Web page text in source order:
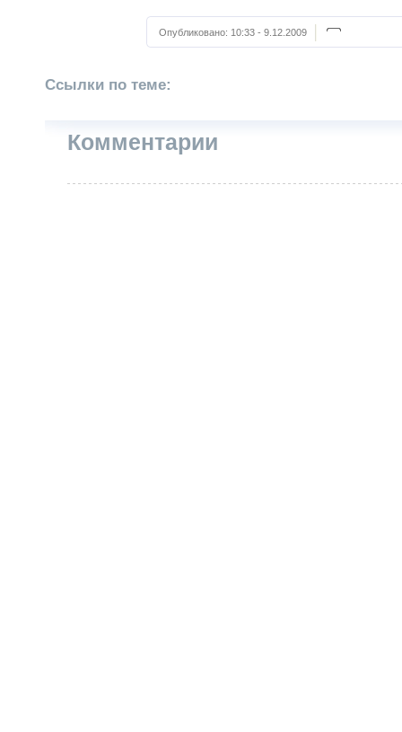
Опубликовано: 10:33 - 9.12.2009
Ссылки по теме:
Комментарии